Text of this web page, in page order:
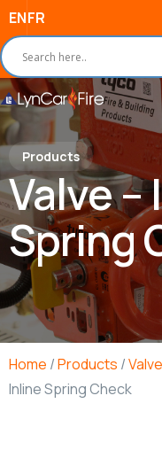
ENFR
Products
Valve –
Spring
Home /Products /
Inline Spring Check